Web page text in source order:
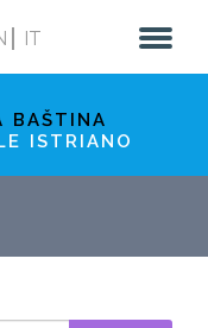
IT
BAŠTINA
ISTRIANO